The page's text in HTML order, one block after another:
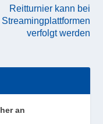
Reitturnier kann bei
Streamingplattformen
verfolgt werden
an